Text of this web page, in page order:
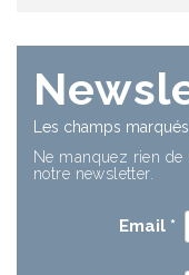
Les champs marqués
Ne manquez rien de
notre newsletter.
Email *